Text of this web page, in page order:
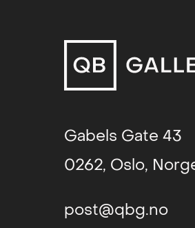
Gabels Gate 43
0262, Oslo,
post@qbg.no